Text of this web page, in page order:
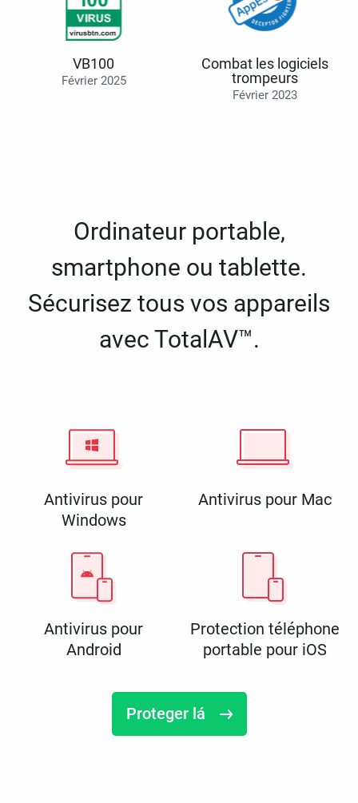
VB100
Février 2025
Combat les logiciels
trompeurs
Février 2023
Ordinateur portable,
smartphone ou tablette.
Sécurisez tous vos appareils
avec TotalAV™.
Antivirus pour
Windows
Antivirus pour Mac
Antivirus pour
Android
Protection téléphone
portable pour iOS
Proteger lá